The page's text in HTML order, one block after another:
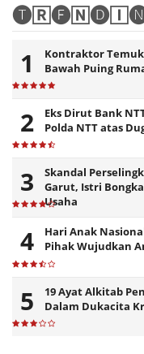
Kontraktor
Bawah Puing
Eks Dirut Bank
Polda NTT atas
Skandal
Garut, Istri
Usaha
Hari Anak
Pihak Wujudkan
19 Ayat Alkitab
Dalam Dukacita